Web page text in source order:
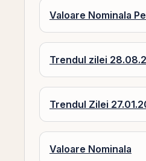
Valoare Nominala
Trendul zilei
Trendul Zilei
Valoare Nominala